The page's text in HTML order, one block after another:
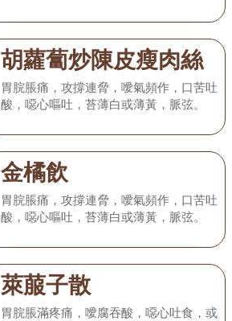
胡蘿蔔炒陳皮瘦肉絲
胃脘脹痛，攻撐連脅，噯氣頻作，口苦吐
酸，噁心嘔吐，苔薄白或薄黃，脈弦。
金橘飲
胃脘脹痛，攻撐連脅，噯氣頻作，口苦吐
酸，噁心嘔吐，苔薄白或薄黃，脈弦。
萊菔子散
胃脘脹滿疼痛，噯腐吞酸，噁心吐食，或